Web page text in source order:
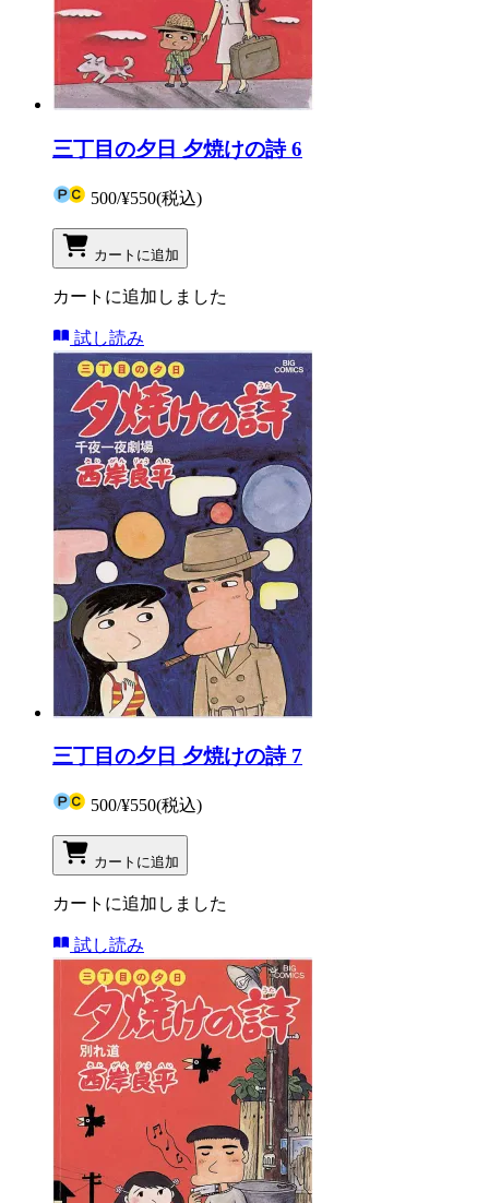
三丁目の夕日 夕焼けの詩 6
500/¥550(税込)
カートに追加
カートに追加しました
試し読み
三丁目の夕日 夕焼けの詩 7
500/¥550(税込)
カートに追加
カートに追加しました
試し読み